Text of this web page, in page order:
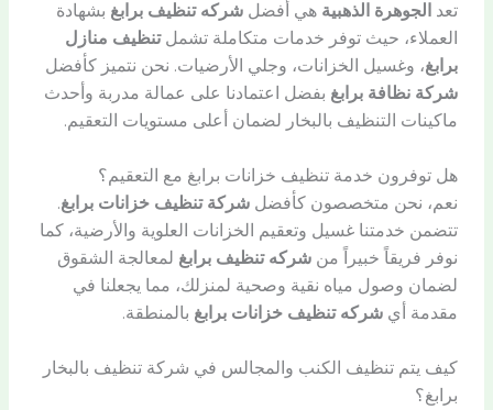
تعد الجوهرة الذهبية هي أفضلشركه تنظيف برابغ بشهادة
العملاء، حيث توفر خدمات متكاملة تشملتنظيف منازل
برابغ، وغسيل الخزانات، وجلي الأرضيات. نحن نتميز كأفضل
شركة نظافة برابغ بفضل اعتمادنا على عمالة مدربة وأحدث
ماكينات التنظيف بالبخار لضمان أعلى مستويات التعقيم.
هل توفرون خدمة تنظيف خزانات برابغ مع التعقيم؟
نعم، نحن متخصصون كأفضلشركة تنظيف خزانات برابغ.
تتضمن خدمتنا غسيل وتعقيم الخزانات العلوية والأرضية، كما
نوفر فريقاً خبيراً منشركه تنظيف برابغ لمعالجة الشقوق
لضمان وصول مياه نقية وصحية لمنزلك، مما يجعلنا في
مقدمة أيشركه تنظيف خزانات برابغ بالمنطقة.
كيف يتم تنظيف الكنب والمجالس في شركة تنظيف بالبخار
برابغ؟